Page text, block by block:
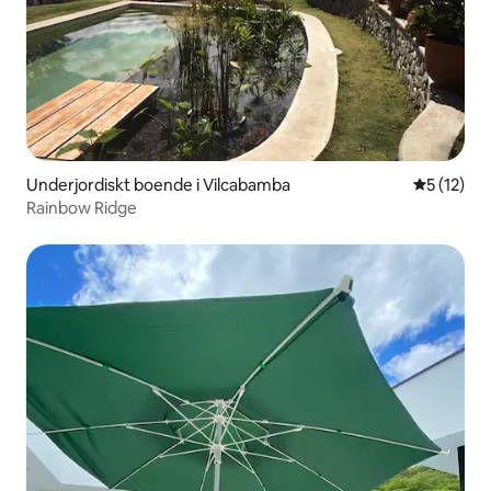
Underjordiskt boende i Vilcabamba 5 av 5 i
5 (12)
Rainbow Ridge